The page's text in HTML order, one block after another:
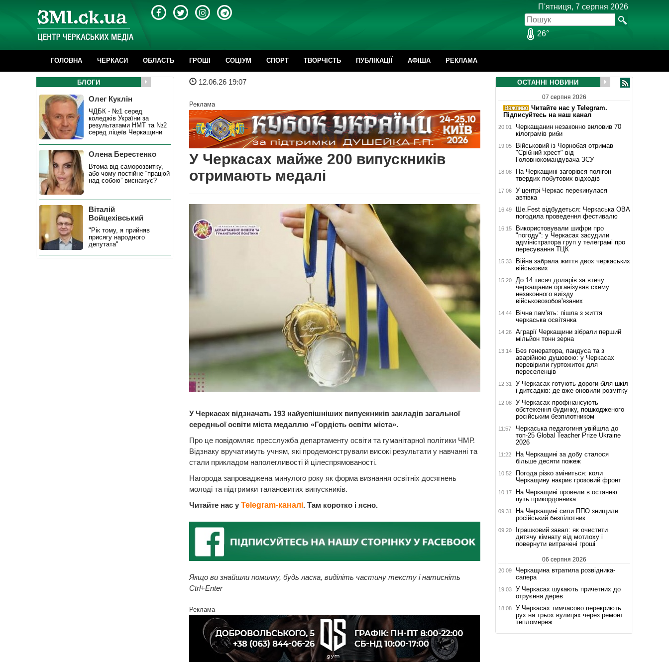
П'ятниця, 7 серпня 2026
26°
ГОЛОВНА ЧЕРКАСИ ОБЛАСТЬ ГРОШІ CОЦІУМ СПОРТ ТВОРЧІСТЬ ПУБЛІКАЦІЇ АФІША РЕКЛАМА
12.06.26 19:07
Реклама
У Черкасах майже 200 випускників
отримають медалі
У Черкасах відзначать 193 найуспішніших випускників закладів загальної
середньої освіти міста медаллю «Гордість освіти міста».
Про це повідомляє пресслужба департаменту освіти та гуманітарної політики ЧМР.
Відзнаку вручатимуть учням, які продемонстрували високі результати у навчанні та
стали прикладом наполегливості й цілеспрямованості.
Нагорода запроваджена минулого року як форма визнання освітніх досягнень
молоді та підтримки талановитих випускників.
Читайте нас у Telegram-каналі. Там коротко і ясно.
Якщо ви знайшли помилку, будь ласка, виділіть частину тексту і натисніть
Ctrl+Enter
Реклама
БЛОГИ
Олег Куклін
ЧДБК - №1 серед
коледжів України за
результатами НМТ та №2
серед ліцеїв Черкащини
Олена Берестенко
Втома від саморозвитку,
або чому постійне “працюй
над собою” виснажує?
Віталій
Войцехівський
"Рік тому, я прийняв
присягу народного
депутата"
ОСТАННІ НОВИНИ
07 серпня 2026
Читайте нас у Telegram.
Підписуйтесь на наш канал
20:01
Черкащанин незаконно виловив 70
кілограмів риби
19:05
Військовий із Чорнобая отримав
"Срібний хрест" від
Головнокомандувача ЗСУ
18:08
На Черкащині загорівся полігон
твердих побутових відходів
17:06
У центрі Черкас перекинулася
автівка
16:49
Ше.Fest відбудеться: Черкаська ОВА
погодила проведення фестивалю
16:15
Використовували шифри про
"погоду": у Черкасах засудили
адміністратора груп у телеграмі про
пересування ТЦК
15:33
Війна забрала життя двох черкаських
військових
15:20
До 14 тисяч доларів за втечу:
черкащанин організував схему
незаконного виїзду
військовозобов'язаних
14:44
Вічна пам'ять: пішла з життя
черкаська освітянка
14:26
Аграрії Черкащини зібрали перший
мільйон тонн зерна
13:14
Без генератора, пандуса та з
аварійною душовою: у Черкасах
перевірили гуртожиток для
переселенців
12:31
У Черкасах готують дороги біля шкіл
і дитсадків: де вже оновили розмітку
12:08
У Черкасах профінансують
обстеження будинку, пошкодженого
російським безпілотником
11:57
Черкаська педагогиня увійшла до
топ-25 Global Teacher Prize Ukraine
2026
11:22
На Черкащині за добу сталося
більше десяти пожеж
10:52
Погода різко зміниться: коли
Черкащину накриє грозовий фронт
10:17
На Черкащині провели в останню
путь прикордонника
09:31
На Черкащині сили ППО знищили
російський безпілотник
09:20
Іграшковий завал: як очистити
дитячу кімнату від мотлоху і
повернути витрачені гроші
06 серпня 2026
20:09
Черкащина втратила розвідника-
сапера
19:03
У Черкасах шукають причетних до
отруєння дерев
18:08
У Черкасах тимчасово перекриють
рух на трьох вулицях через ремонт
тепломереж